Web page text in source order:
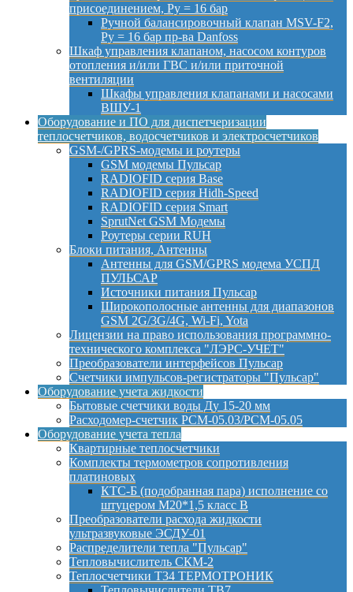
присоединением, Py = 16 бар
Ручной балансировочный клапан MSV-F2,
Py = 16 бар пр-ва Danfoss
Шкаф управления клапаном, насосом контуров
отопления и/или ГВС и/или приточной
вентиляции
Шкафы управления клапанами и насосами
ВШУ-1
Оборудование и ПО для диспетчеризации
теплосчетчиков, водосчетчиков и электросчетчиков
GSM-/GPRS-модемы и роутеры
GSM модемы Пульсар
RADIOFID серия Base
RADIOFID серия Hidh-Speed
RADIOFID серия Smart
SprutNet GSM Модемы
Роутеры серии RUH
Блоки питания, Антенны
Антенны для GSM/GPRS модема УСПД
ПУЛЬСАР
Источники питания Пульсар
Широкополосные антенны для диапазонов
GSM 2G/3G/4G, Wi-Fi, Yota
Лицензии на право использования программно-
технического комплекса "ЛЭРС-УЧЕТ"
Преобразователи интерфейсов Пульсар
Счетчики импульсов-регистраторы "Пульсар"
Оборудование учета жидкости
Бытовые счетчики воды Ду 15-20 мм
Расходомер-счетчик РСМ-05.03/РСМ-05.05
Оборудование учета тепла
Квартирные теплосчетчики
Комплекты термометров сопротивления
платиновых
КТС-Б (подобранная пара) исполнение со
штуцером М20*1,5 класс B
Преобразователи расхода жидкости
ультразвуковые ЭСДУ-01
Распределители тепла "Пульсар"
Тепловычислитель СКМ-2
Теплосчетчики Т34 ТЕРМОТРОНИК